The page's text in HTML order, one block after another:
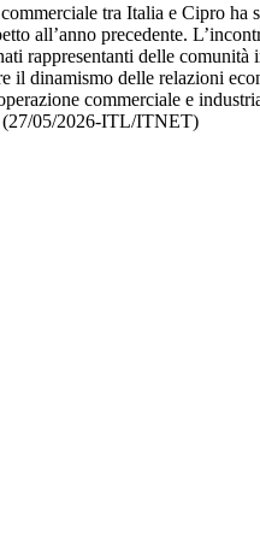
tra Italia e Cipro ha
all’anno precedente.
rappresentanti delle
il dinamismo delle relazioni
commerciale e
(27/05/2026-ITL/ITNET)